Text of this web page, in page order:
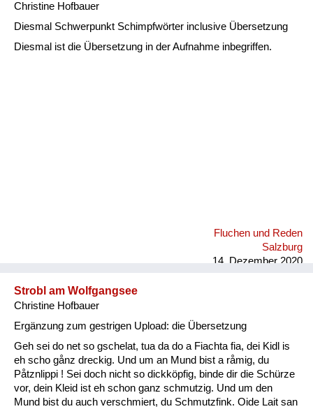
Christine Hofbauer
Diesmal Schwerpunkt Schimpfwörter inclusive Übersetzung
Diesmal ist die Übersetzung in der Aufnahme inbegriffen.
Fluchen und Reden
Salzburg
14. Dezember 2020
Strobl am Wolfgangsee
Christine Hofbauer
Ergänzung zum gestrigen Upload: die Übersetzung
Geh sei do net so gschelat, tua da do a Fiachta fia, dei Kidl is
eh scho gånz dreckig. Und um an Mund bist a råmig, du
Påtznlippi ! Sei doch nicht so dickköpfig, binde dir die Schürze
vor, dein Kleid ist eh schon ganz schmutzig. Und um den
Mund bist du auch verschmiert, du Schmutzfink. Oide Lait san